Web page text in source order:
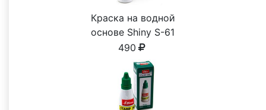
Краска на водной
основе Shiny S-61
ЧЕРНАЯ 28ml
490